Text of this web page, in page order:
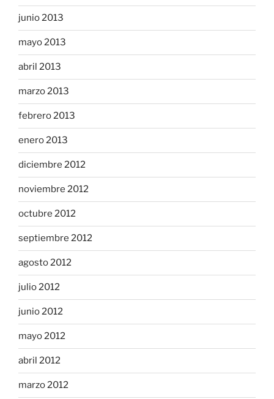
junio 2013
mayo 2013
abril 2013
marzo 2013
febrero 2013
enero 2013
diciembre 2012
noviembre 2012
octubre 2012
septiembre 2012
agosto 2012
julio 2012
junio 2012
mayo 2012
abril 2012
marzo 2012